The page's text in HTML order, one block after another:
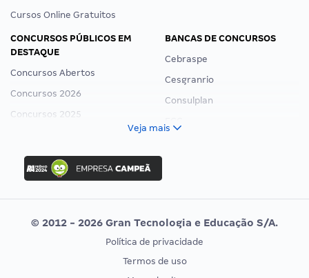
Cursos Online Gratuitos
CONCURSOS PÚBLICOS EM
DESTAQUE
Concursos Abertos
Concursos 2026
Concursos 2025
Concurso Ibama
Concurso MPU
Editais publicados
BANCAS DE CONCURSOS
Cebraspe
Cesgranrio
Consulplan
Vunesp
CONCURSOS POR PROFISSÃO
EXAME DE ORDEM
Veja mais
© 2012 - 2026 Gran Tecnologia e Educação S/A.
Política de privacidade
Termos de uso